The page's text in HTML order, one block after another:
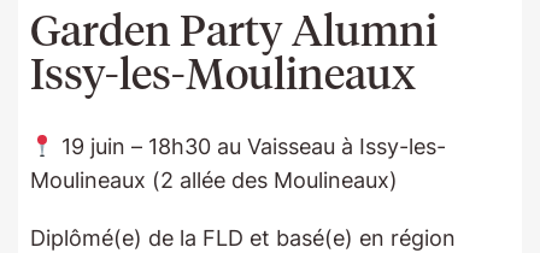
Garden Party Alumni
Issy-les-Moulineaux
19 juin – 18h30 au Vaisseau à Issy-les-
Moulineaux (2 allée des Moulineaux)
Diplômé(e) de la FLD et basé(e) en région